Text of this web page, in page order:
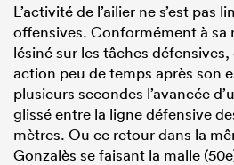
L’activité de l’ailier ne s’est pas
offensives. Conformément à sa
lésiné sur les tâches
action peu de temps après son
plusieurs secondes l’avancée
glissé entre la ligne défensive
mètres. Ou ce retour dans la
Gonzalès se faisant la malle